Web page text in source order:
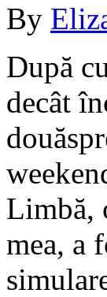
By
După
decât
Limbă,
mea, a